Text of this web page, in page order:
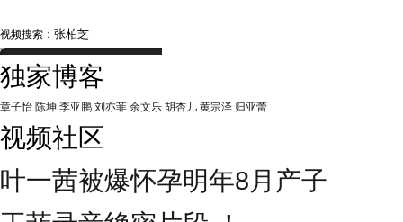
视频搜索：
独家博客
章子怡 陈坤 李亚鹏 刘亦菲 余文乐 胡杏儿 黄宗泽 归亚蕾
视频社区
叶一茜被爆怀孕明年8月产子